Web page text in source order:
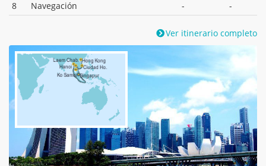
8 Navegación - -
Ver itinerario completo